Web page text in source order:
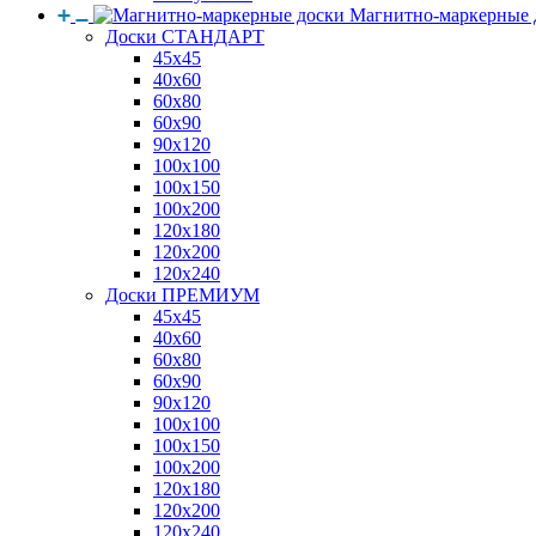
Магнитно-маркерные
Доски СТАНДАРТ
45x45
40x60
60x80
60x90
90x120
100x100
100x150
100x200
120x180
120x200
120x240
Доски ПРЕМИУМ
45x45
40x60
60x80
60x90
90x120
100x100
100x150
100x200
120x180
120x200
120x240